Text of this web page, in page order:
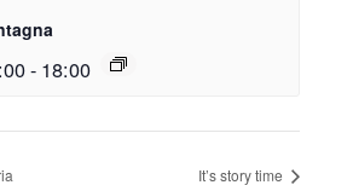
- 18:00
It’s story time